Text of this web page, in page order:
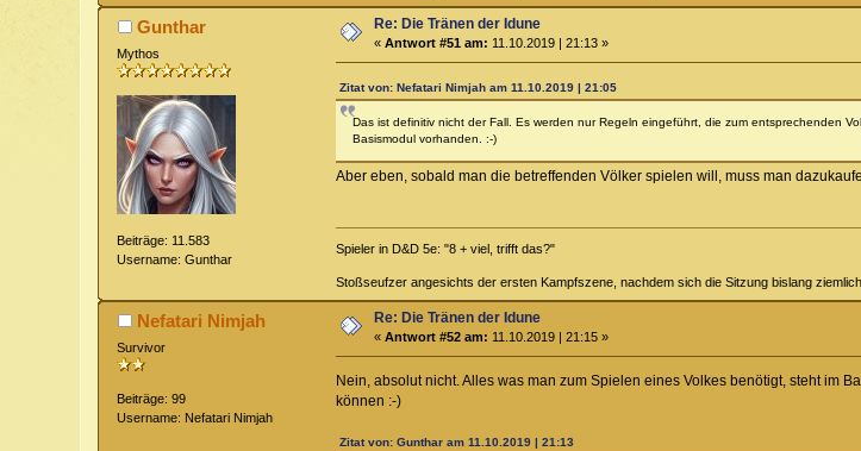
Gunthar
Mythos
Beiträge: 11.583
Username: Gunthar
Re: Die Tränen der Idune
«Antwort #51 am: 11.10.2019 | 21:13 »
Zitat von: Nefatari Nimjah am 11.10.2019 | 21:05
Das ist definitiv nicht der Fall. Es werden nur Regeln eingeführt, die zum entsprechenden
Basismodul vorhanden. :-)
Aber eben, sobald man die betreffenden Völker spielen will, muss man
Spieler in D&D 5e: "8 + viel, trifft das?"
Stoßseufzer angesichts der ersten Kampfszene, nachdem sich die Sitzung bislang
Nefatari Nimjah
Survivor
Beiträge: 99
Username: Nefatari Nimjah
Re: Die Tränen der Idune
«Antwort #52 am: 11.10.2019 | 21:15 »
Nein, absolut nicht. Alles was man zum Spielen eines Volkes benötigt, steht im
können :-)
Zitat von: Gunthar am 11.10.2019 | 21:13